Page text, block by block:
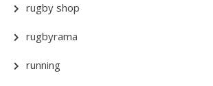
rugby shop
rugbyrama
running